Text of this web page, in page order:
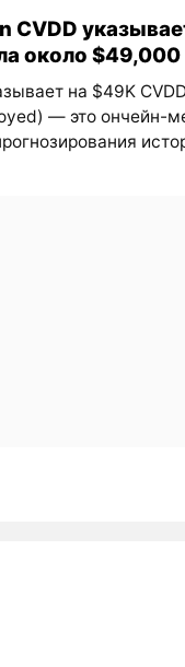
CVDD
около $49,000
на $49K
— это ончейн-